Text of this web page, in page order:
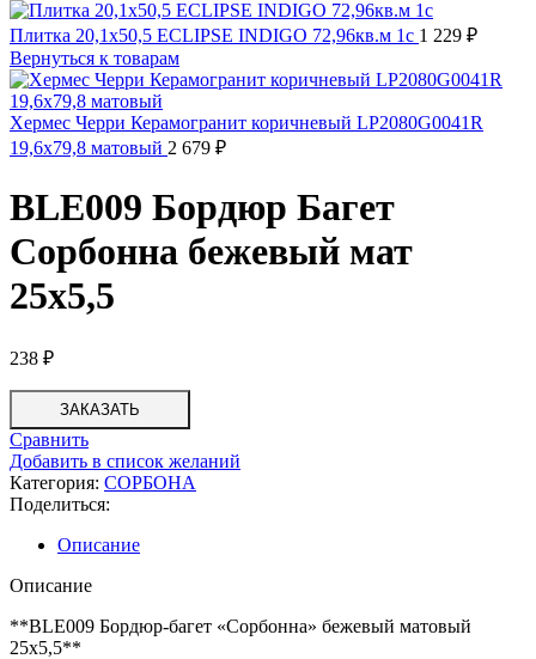
Плитка 20,1x50,5 ECLIPSE INDIGO 72,96кв.м 1с 1 229 ₽
Вернуться к товарам
Хермес Черри Керамогранит коричневый LP2080G0041R
19,6х79,8 матовый 2 679 ₽
BLE009 Бордюр Багет
Сорбонна бежевый мат
25х5,5
238 ₽
ЗАКАЗАТЬ
Сравнить
Добавить в список желаний
Категория: СОРБОНА
Поделиться:
Описание
Описание
**BLE009 Бордюр-багет «Сорбонна» бежевый матовый
25х5,5**